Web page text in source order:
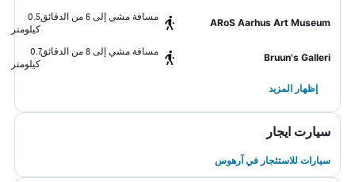
ARoS Aarhus Art Museum
مسافة مشي إلى 6 من الدقائق
0.5
كيلومتر
Bruun's Galleri
مسافة مشي إلى 8 من الدقائق
0.7
كيلومتر
إظهار المزيد
سيارت ايجار
سيارات للاستئجار في آرهوس